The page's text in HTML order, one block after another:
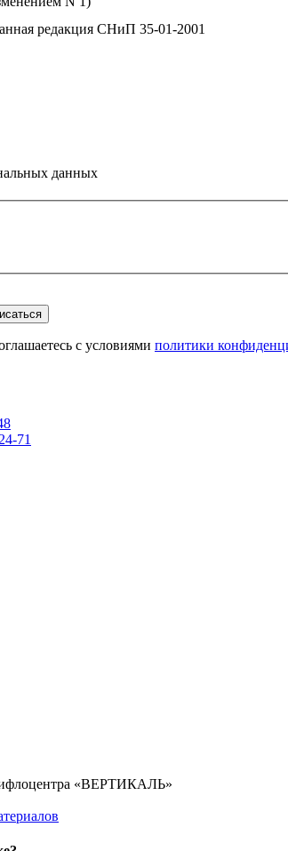
редакция СНиП 35-01-2001
данных
с условиями политики
71
«ВЕРТИКАЛЬ»